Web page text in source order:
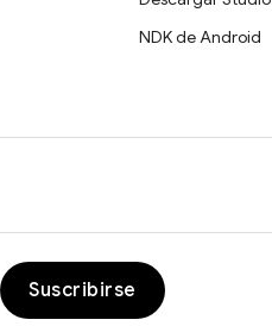
NDK de Android
Suscribirse